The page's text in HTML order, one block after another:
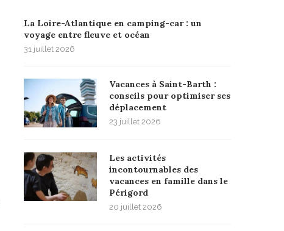
La Loire-Atlantique en camping-car : un
voyage entre fleuve et océan
31 juillet 2026
Vacances à Saint-Barth :
conseils pour optimiser ses
déplacement
23 juillet 2026
Les activités
incontournables des
vacances en famille dans le
Périgord
20 juillet 2026